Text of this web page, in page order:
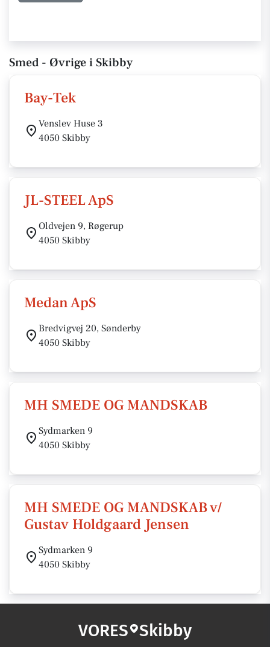
Smed - Øvrige i Skibby
Bay-Tek
Venslev Huse 3
4050 Skibby
JL-STEEL ApS
Oldvejen 9, Røgerup
4050 Skibby
Medan ApS
Bredvigvej 20, Sønderby
4050 Skibby
MH SMEDE OG MANDSKAB
Sydmarken 9
4050 Skibby
MH SMEDE OG MANDSKAB v/
Gustav Holdgaard Jensen
Sydmarken 9
4050 Skibby
VORES Skibby